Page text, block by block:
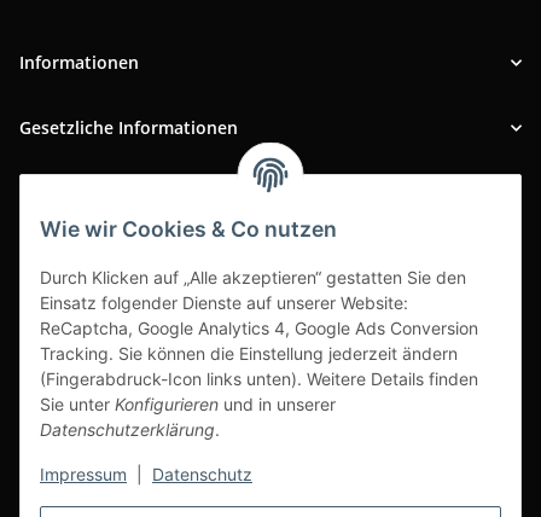
Wie wir Cookies & Co nutzen
Durch Klicken auf „Alle akzeptieren“ gestatten Sie den
Einsatz folgender Dienste auf unserer Website:
ReCaptcha, Google Analytics 4, Google Ads Conversion
Tracking. Sie können die Einstellung jederzeit ändern
(Fingerabdruck-Icon links unten). Weitere Details finden
Sie unter Konfigurieren und in unserer
Datenschutzerklärung.
Impressum Datenschutz
Informationen
Gesetzliche Informationen